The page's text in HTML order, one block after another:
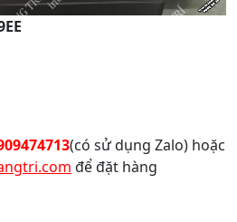
(có sử dụng Zalo) hoặc
để đặt hàng